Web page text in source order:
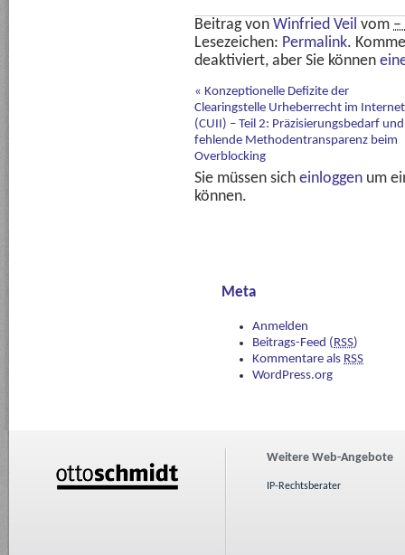
Beitrag von Winfried Veil vom –
Lesezeichen: Permalink.
deaktiviert, aber Sie können
« Konzeptionelle Defizite der
Clearingstelle Urheberrecht im Internet
(CUII) – Teil 2: Präzisierungsbedarf und
fehlende Methodentransparenz beim
Overblocking
Sie müssen sich einloggen um
können.
Meta
Anmelden
Beitrags-Feed (RSS)
Kommentare als RSS
WordPress.org
Weitere Web-Angebote
IP-Rechtsberater